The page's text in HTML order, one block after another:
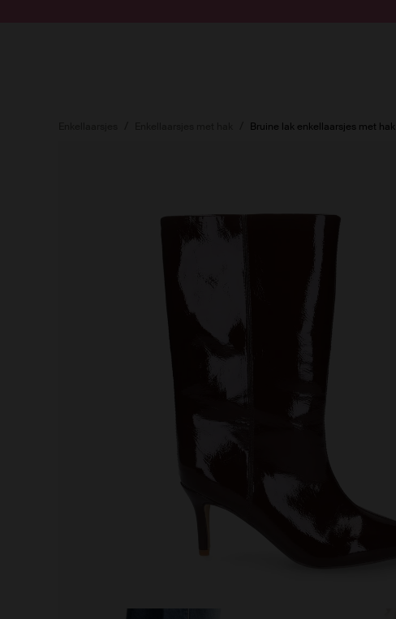
Bruine lak enkellaarsjes met hak